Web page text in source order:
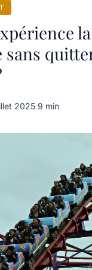
sans
2025·9 min